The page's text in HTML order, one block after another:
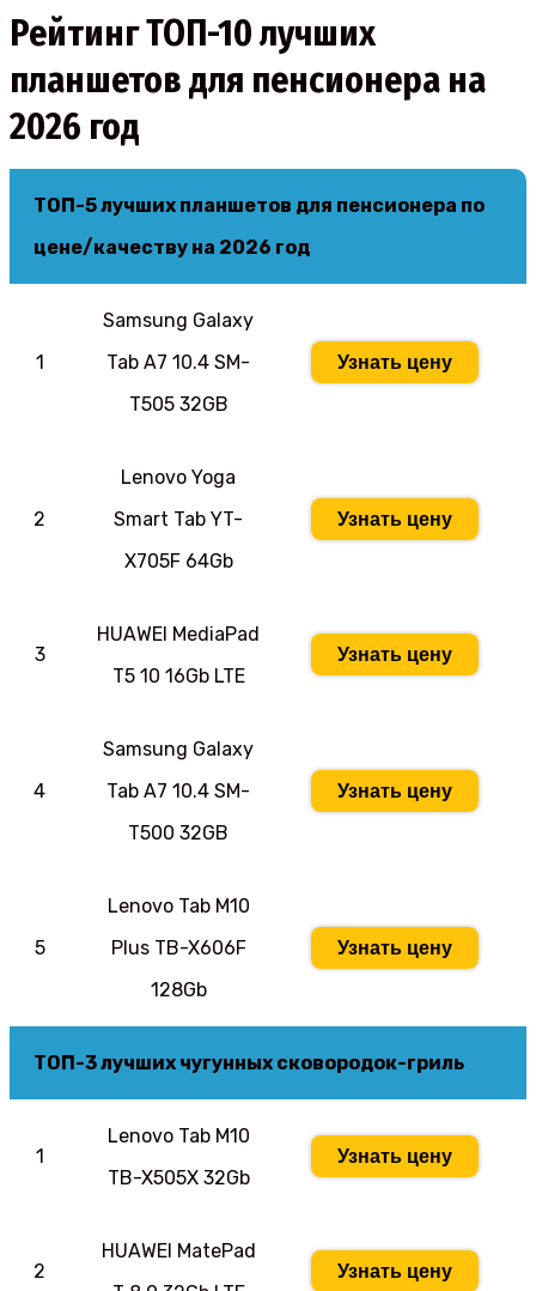
Рейтинг ТОП-10 лучших
планшетов для пенсионера на
2026 год
ТОП-5 лучших планшетов для пенсионера по
цене/качеству на 2026 год
1
Samsung Galaxy
Tab A7 10.4 SM-
T505 32GB
Узнать цену
2
Lenovo Yoga
Smart Tab YT-
X705F 64Gb
Узнать цену
3
HUAWEI MediaPad
T5 10 16Gb LTE
Узнать цену
4
Samsung Galaxy
Tab A7 10.4 SM-
T500 32GB
Узнать цену
5
Lenovo Tab M10
Plus TB-X606F
128Gb
Узнать цену
ТОП-3 лучших чугунных сковородок-гриль
1
Lenovo Tab M10
TB-X505X 32Gb
Узнать цену
2
HUAWEI MatePad
Узнать цену